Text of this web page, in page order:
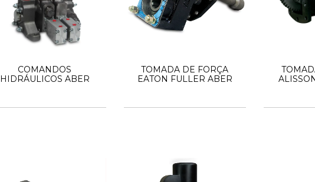
COMANDOS
HIDRÁULICOS ABER
TOMADA DE FORÇA
EATON FULLER ABER